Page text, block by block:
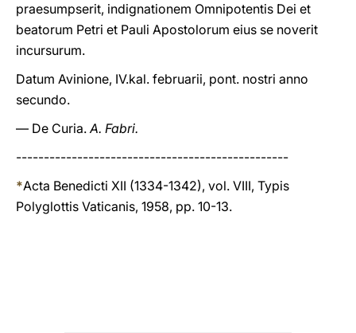
praesumpserit, indignationem Omnipotentis Dei et
beatorum Petri et Pauli Apostolorum eius se noverit
incursurum.
Datum Avinione, IV.kal. februarii, pont. nostri anno
secundo.
— De Curia.A. Fabri.
-------------------------------------------------
*Acta Benedicti XII (1334-1342), vol. VIII, Typis
Polyglottis Vaticanis, 1958, pp. 10-13.